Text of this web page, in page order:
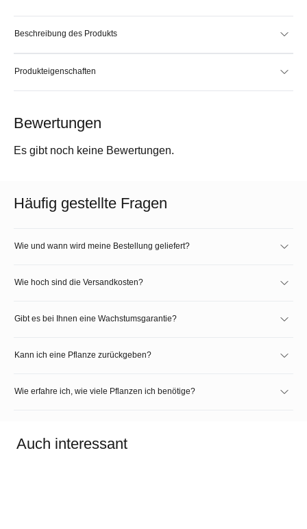
Beschreibung des Produkts
Produkteigenschaften
Bewertungen
Es gibt noch keine Bewertungen.
Häufig gestellte Fragen
Wie und wann wird meine Bestellung geliefert?
Wie hoch sind die Versandkosten?
Gibt es bei Ihnen eine Wachstumsgarantie?
Kann ich eine Pflanze zurückgeben?
Wie erfahre ich, wie viele Pflanzen ich benötige?
Auch interessant